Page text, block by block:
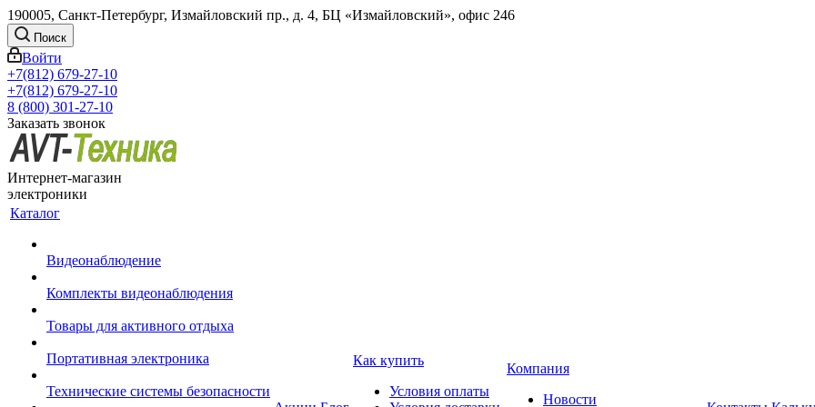
190005, Санкт-Петербург, Измайловский пр., д. 4, БЦ «Измайловский», офис 246
Поиск
Войти
+7(812) 679-27-10
+7(812) 679-27-10
8 (800) 301-27-10
Заказать звонок
Интернет-магазин
электроники
Каталог
Видеонаблюдение
Комплекты видеонаблюдения
Товары для активного отдыха
Портативная электроника
Технические системы безопасности
Как купить
Условия оплаты
Компания
Новости